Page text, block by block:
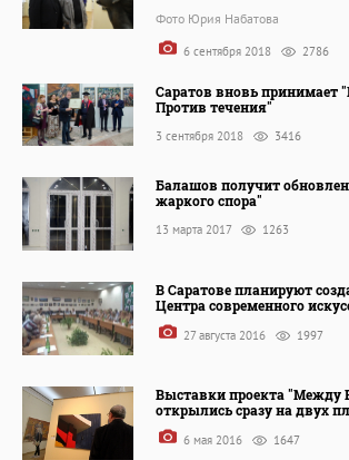
Фото Юрия Набатова
6 сентября 2018 2786
Саратов вновь принимает
Против течения"
3 сентября 2018 3416
Балашов получит
жаркого спора"
13 марта 2017 1263
В Саратове планируют
Центра современного
27 августа 2016 1997
Выставки проекта "Между
открылись сразу на двух
6 мая 2016 1647